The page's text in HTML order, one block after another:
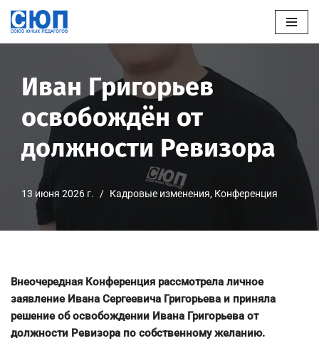
Иван Григорьев
освобождён от
должности Ревизора
13 июня 2026 г. Кадровые изменения, Конференция
Внеочередная Конференция рассмотрела личное
заявление Ивана Сергеевича Григорьева и приняла
решение об освобождении Ивана Григорьева от
должности Ревизора по собственному желанию.